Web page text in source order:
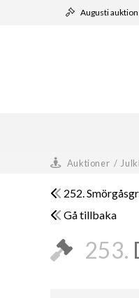
Augusti
Auktioner /
252.
Gå tillbaka
253.